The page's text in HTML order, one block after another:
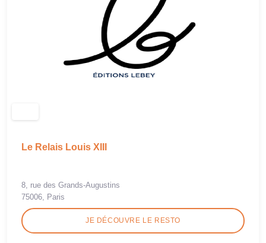
Le Relais Louis XIII
8, rue des Grands-Augustins
75006, Paris
JE DÉCOUVRE LE RESTO